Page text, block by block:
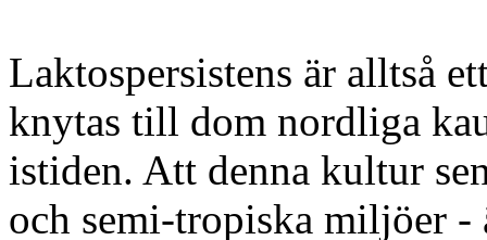
Laktospersistens är alltså
knytas till dom nordliga
istiden. Att denna kultur
och semi-tropiska miljöer